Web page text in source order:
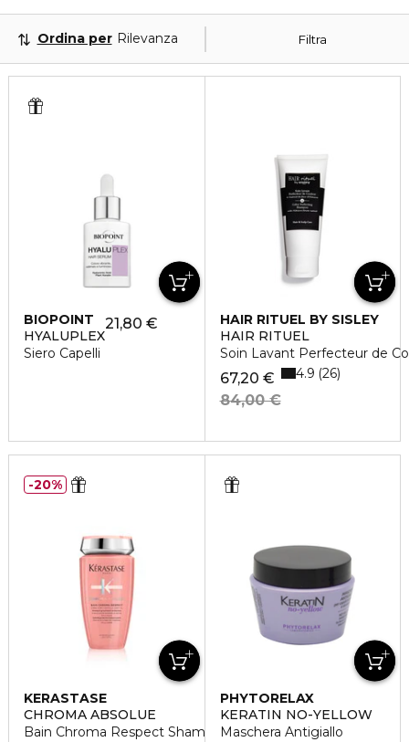
Filtra
Ordina per Rilevanza
BIOPOINT
HYALUPLEX
Siero Capelli
21,80 €
HAIR RITUEL BY SISLEY
HAIR RITUEL
Soin Lavant Perfecteur de
67,20 €
84,00 €
4.9 26
KERASTASE
CHROMA ABSOLUE
Bain Chroma Respect Shampoo idratante
20%
PHYTORELAX
KERATIN NO-YELLOW
Maschera Antigiallo